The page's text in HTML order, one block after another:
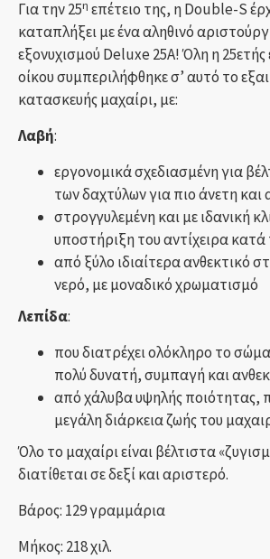
Για την 25η επέτειο της, η Double-S
καταπλήξει με ένα αληθινό
εξονυχισμού Deluxe 25A! Όλη η 25ετής
οίκου συμπεριλήφθηκε σ’ αυτό το
κατασκευής μαχαίρι, με:
Λαβή:
εργονομικά σχεδιασμένη για
των δαχτύλων για πιο άνετη
στρογγυλεμένη και με ιδανική
υποστήριξη του αντίχειρα
από ξύλο ιδιαίτερα ανθεκτικό
νερό, με μοναδικό χρωματισμό
Λεπίδα:
που διατρέχει ολόκληρο το
πολύ δυνατή, συμπαγή και
από χάλυβα υψηλής ποιότητας,
μεγάλη διάρκεια ζωής του
Όλο το μαχαίρι είναι βέλτιστα
διατίθεται σε δεξί και αριστερό.
Βάρος: 129 γραμμάρια
Μήκος: 218 χιλ.